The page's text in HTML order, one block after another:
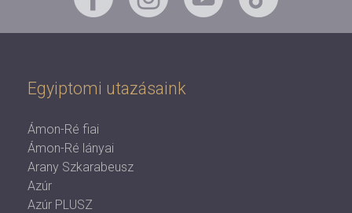
Egyiptomi utazásaink
Ámon-Ré fiai
Ámon-Ré lányai
Arany Szkarabeusz
Azúr
Azúr PLUSZ